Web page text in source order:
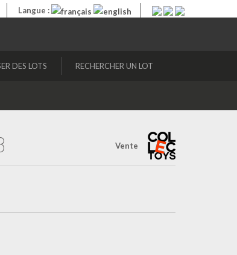
Langue :
DES LOTS RECHERCHER UN LOT
Vente